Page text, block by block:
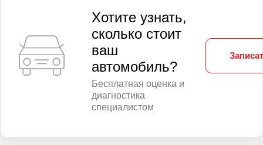
Хотите узнать,
сколько стоит
ваш
автомобиль?
Бесплатная оценка и
диагностика
специалистом